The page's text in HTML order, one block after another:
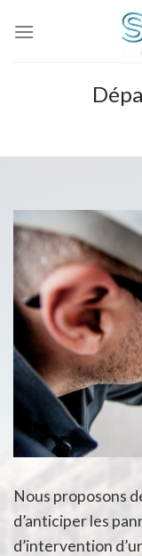
Nous proposons
d’anticiper les
d’intervention